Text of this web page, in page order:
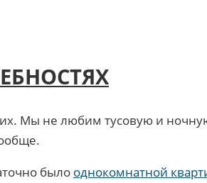
Мы не любим тусовую и
было однокомнатной